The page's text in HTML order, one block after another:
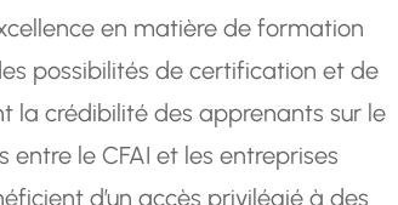
en matière de formation
possibilités de certification et de
la crédibilité des apprenants sur le
le CFAI et les entreprises
d’un accès privilégié à des